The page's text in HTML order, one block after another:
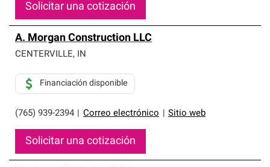
Solicitar una cotización
A. Morgan Construction LLC
CENTERVILLE, IN
(765) 939-2394 Correo electrónico Sitio web
Financiación disponible
Solicitar una cotización